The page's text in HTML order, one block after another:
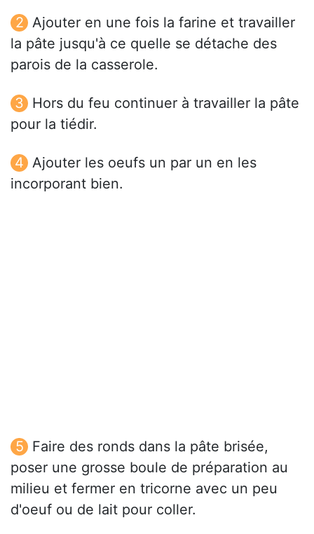
Ajouter en une fois la farine et travailler
la pâte jusqu'à ce quelle se détache des
parois de la casserole.
Hors du feu continuer à travailler la pâte
pour la tiédir.
Ajouter les oeufs un par un en les
incorporant bien.
Faire des ronds dans la pâte brisée,
poser une grosse boule de préparation au
milieu et fermer en tricorne avec un peu
d'oeuf ou de lait pour coller.